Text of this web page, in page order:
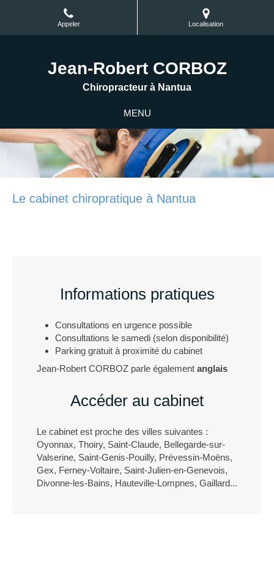
Appeler Localisation
Jean-Robert CORBOZ
Chiropracteur à Nantua
MENU
Le cabinet chiropratique à Nantua
Informations pratiques
Consultations en urgence possible
Consultations le samedi (selon disponibilité)
Parking gratuit à proximité du cabinet
Jean-Robert CORBOZ parle également anglais
Accéder au cabinet
Le cabinet est proche des villes suivantes :
Oyonnax, Thoiry, Saint-Claude, Bellegarde-sur-
Valserine, Saint-Genis-Pouilly, Prévessin-Moëns,
Gex, Ferney-Voltaire, Saint-Julien-en-Genevois,
Divonne-les-Bains, Hauteville-Lompnes, Gaillard...